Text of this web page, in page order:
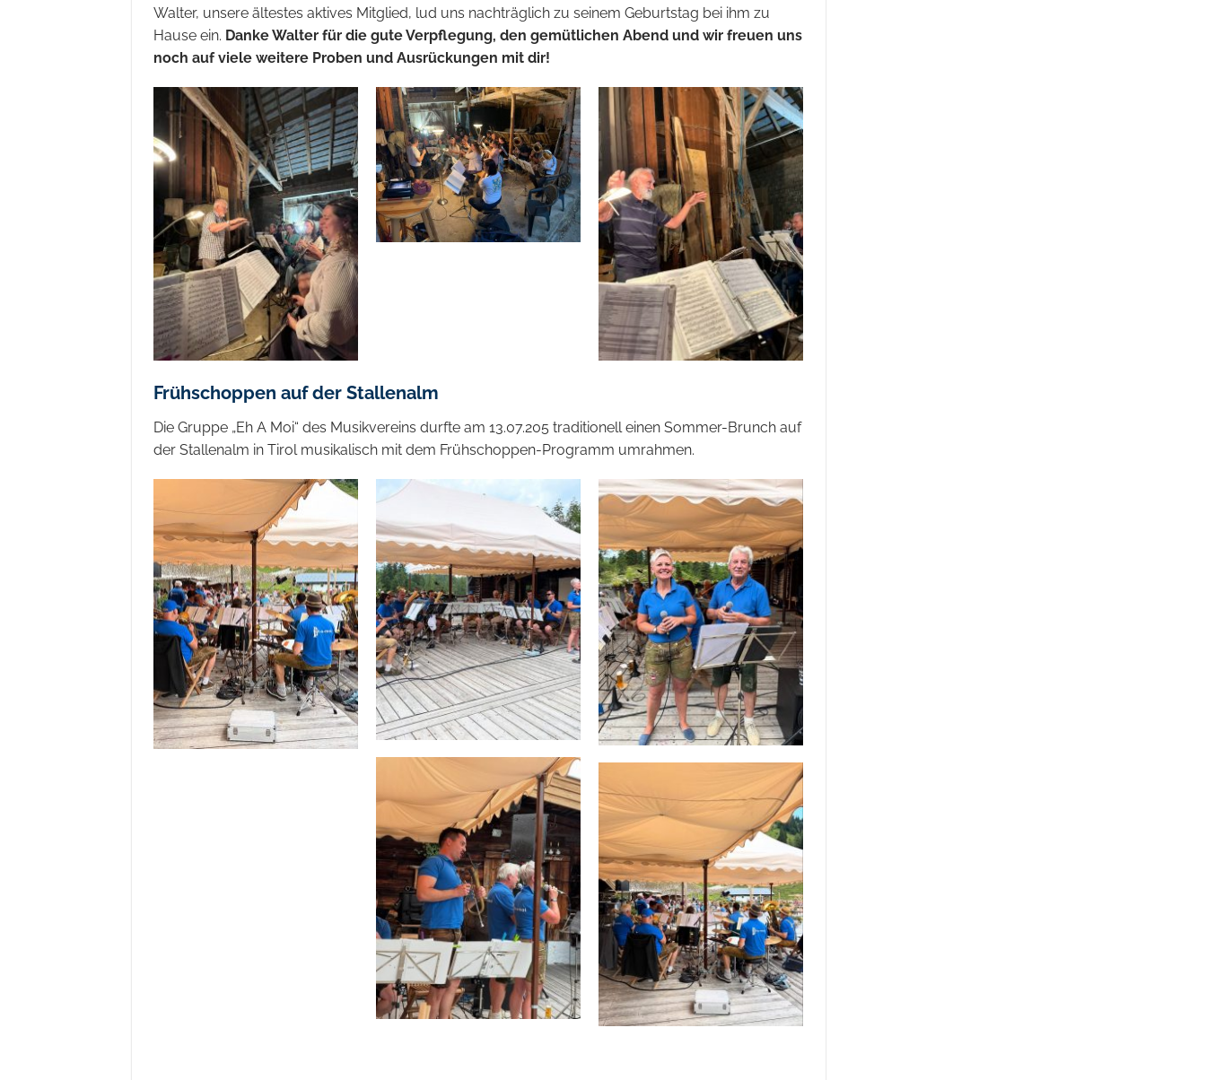
Walter, unsere ältestes aktives Mitglied, lud uns nachträglich zu seinem Geburtstag bei ihm zu
Hause ein. Danke Walter für die gute Verpflegung, den gemütlichen Abend und wir freuen uns
noch auf viele weitere Proben und Ausrückungen mit dir!
Frühschoppen auf der Stallenalm
Die Gruppe „Eh A Moi“ des Musikvereins durfte am 13.07.205 traditionell einen Sommer-Brunch auf
der Stallenalm in Tirol musikalisch mit dem Frühschoppen-Programm umrahmen.